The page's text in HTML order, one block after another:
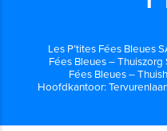
Les P’tites Fées Bleues
Fées Bleues – Thuiszorg
Fées Bleues –
Hoofdkantoor: